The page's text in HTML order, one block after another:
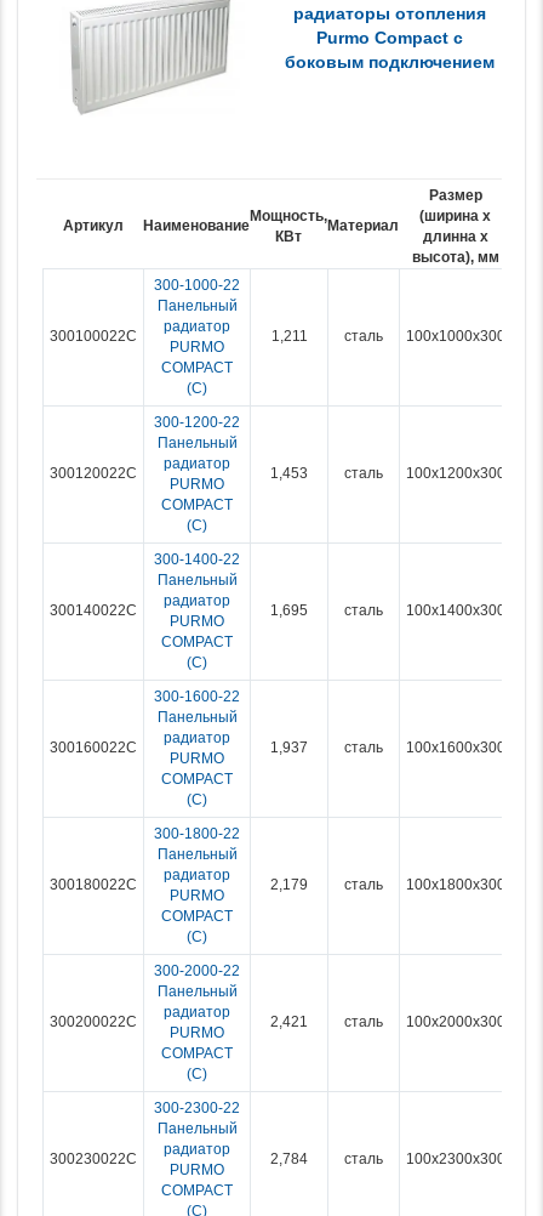
радиаторы отопления
Purmo Compact с
боковым подключением
Артикул Наименование
Мощность,
КВт
Материал
Размер
(ширина x
длинна х
высота), мм
300100022C
300-1000-22
Панельный
радиатор
PURMO
COMPACT
(С)
1,211 сталь 100x1000x300
300120022C
300-1200-22
Панельный
радиатор
PURMO
COMPACT
(С)
1,453 сталь 100x1200x300
300140022C
300-1400-22
Панельный
радиатор
PURMO
COMPACT
(С)
1,695 сталь 100x1400x300
300160022C
300-1600-22
Панельный
радиатор
PURMO
COMPACT
(С)
1,937 сталь 100x1600x300
300180022C
300-1800-22
Панельный
радиатор
PURMO
COMPACT
(С)
2,179 сталь 100x1800x300
300200022C
300-2000-22
Панельный
радиатор
PURMO
COMPACT
(С)
2,421 сталь 100x2000x300
300230022C
300-2300-22
Панельный
радиатор
PURMO
COMPACT
(С)
2,784 сталь 100x2300x300